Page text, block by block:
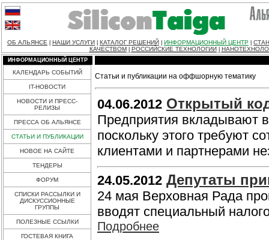
ОБ АЛЬЯНСЕ НАШИ УСЛУГИ КАТАЛОГ РЕШЕНИЙ ИНФОРМАЦИОННЫЙ ЦЕНТР
КАЧЕСТВОМ
РОССИЙСКИЕ ТЕХНОЛОГИИ
ИНФОРМАЦИОННЫЙ ЦЕНТР
КАЛЕНДАРЬ СОБЫТИЙ
IT-НОВОСТИ
НОВОСТИ И ПРЕСС-
РЕЛИЗЫ
ПРЕССА ОБ АЛЬЯНСЕ
СТАТЬИ И ПУБЛИКАЦИИ
НОВОЕ НА САЙТЕ
ТЕНДЕРЫ
ФОРУМ
СПИСКИ РАССЫЛКИ И
ДИСКУССИОННЫЕ
ГРУППЫ
ПОЛЕЗНЫЕ ССЫЛКИ
ГОСТЕВАЯ КНИГА
Статьи и публикации на оффшорную тематику
04.06.2012 Открытый
Предприятия вкладывают
поскольку этого требуют
клиентами и партнерами
24.05.2012 Депутаты
24 мая Верховная Рада
вводят специальный
Подробнее